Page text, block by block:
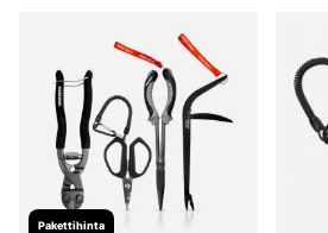
Ei mitään kaikille.
Jos tarvitset jotain, laita meille
mielellämme sinulle.
Pakettihinta